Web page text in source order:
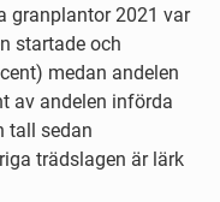
granplantor 2021 var
startade och
medan andelen
av andelen införda
tall sedan
trädslagen är lärk